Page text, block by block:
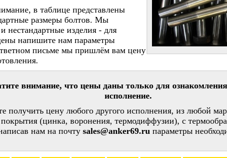
в таблице представлены
размеры болтов. Мы
нестандартные изделия - для
напишите нам параметры
письме мы пришлём вам цену
внимание, что цены даны только для
исполнение.
получить цену любого другого исполнения, из любой
покрытия (цинка, воронения, термодиффузии), с
нам на почту sales@anker69.ru параметры